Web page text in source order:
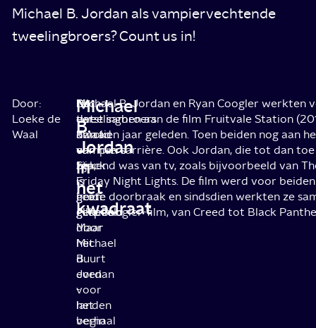
Michael B. Jordan als vampiervechtende
tweelingbroers? Count us in!
Door:
Loeke de
Waal
De
tweelingbroers
Smoke
en
Stack
-
beide
gespeeld
door
Michael
B.
Jordan
-
landen
begin
Michael
B.
Jordan
in
het
kwadraat
Dat
dat
kwaad
vampiers
zijn,
is
geen
geheim.
Maar
het
duurt
even
voor
het
verhaal
Michael B. Jordan en Ryan Coogler werkten
eerst samen aan de film Fruitvale Station
dan tien jaar geleden. Toen beiden nog aan
van hun carrière. Ook Jordan, die tot dan
bekend was van tv, zoals bijvoorbeeld van
Friday Night Lights. De film werd voor
grote doorbraak en sindsdien werkten ze
elke Coogler-film, van Creed tot Black